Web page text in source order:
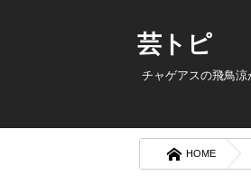
芸トピ
チャゲアスの飛鳥
HOME